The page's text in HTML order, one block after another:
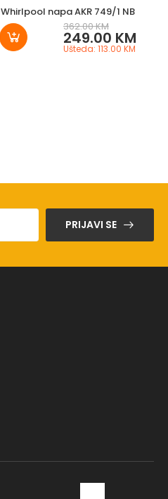
Whirlpool napa AKR 749/1 NB
362.00 KM
249.00 KM
Ušteda: 113.00 KM
PRIJAVI SE